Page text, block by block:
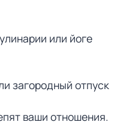
или йоге
загородный отпуск
ваши отношения.